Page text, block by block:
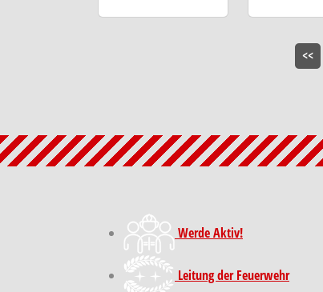
<<
Werde Aktiv!
Leitung der Feuerwehr